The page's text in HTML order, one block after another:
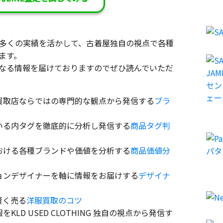
くの実績を活かして、古着屋独自の視点で各種
。
る情報を届けておりますのでぜひ読んでいただ
店ならではの専門的な観点から発信するブラ
内タグを徹底的に分析し発信する商品タグ判
る各種ブランドや価値を分析する商品価値分
デザイナーを軸に情報をお届けするデザイナ
売る洋服買取のコツ
KLD USED CLOTHING 独自の視点から発信す